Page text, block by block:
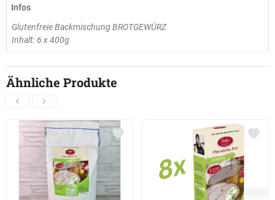
Infos
Glutenfreie Backmischung BROTGEWÜRZ
Inhalt: 6 x 400g
Ähnliche Produkte